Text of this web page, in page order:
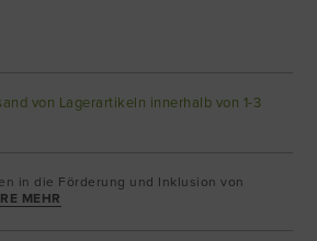
von Lagerartikeln innerhalb von 1-3
in die Förderung und Inklusion von
MEHR